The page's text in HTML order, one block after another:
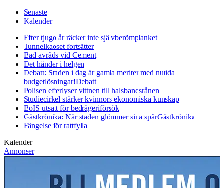
Senaste
Kalender
Efter tjugo år räcker inte självberömplanket
Tunnelkaoset fortsätter
Bad avråds vid Cement
Det händer i helgen
Debatt: Staden i dag är gamla meriter med nutida
budgetlösningar!Debatt
Polisen efterlyser vittnen till halsbandsrånen
Studiecirkel stärker kvinnors ekonomiska kunskap
BoIS utsatt för bedrägeriförsök
Gästkrönika: När staden glömmer sina spårGästkrönika
Fängelse för rattfylla
Kalender
Annonser